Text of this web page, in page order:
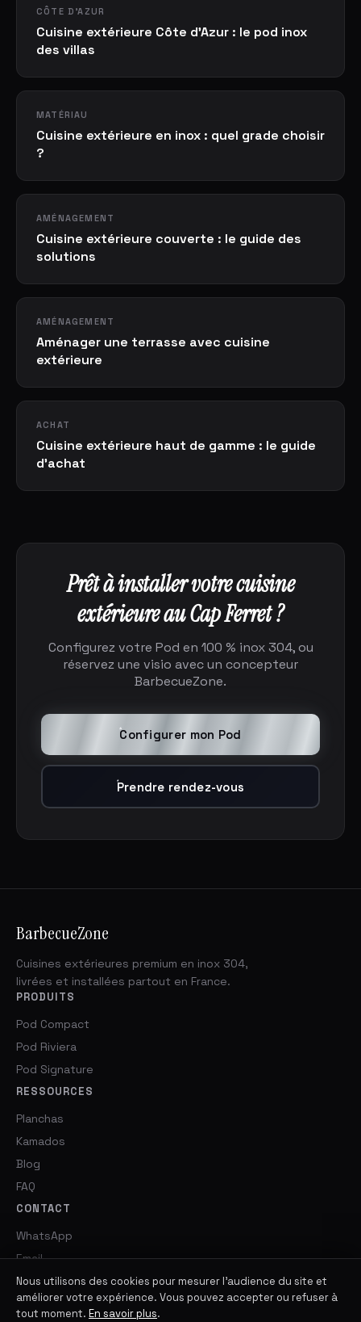
CÔTE D'AZUR
Cuisine extérieure Côte d'Azur : le pod inox
des villas
MATÉRIAU
Cuisine extérieure en inox : quel grade choisir
?
AMÉNAGEMENT
Cuisine extérieure couverte : le guide des
solutions
AMÉNAGEMENT
Aménager une terrasse avec cuisine
extérieure
ACHAT
Cuisine extérieure haut de gamme : le guide
d'achat
Prêt à installer votre cuisine
extérieure au Cap Ferret ?
Configurez votre Pod en 100 % inox 304, ou
réservez une visio avec un concepteur
BarbecueZone.
Configurer mon Pod
Prendre rendez-vous
BarbecueZone
Cuisines extérieures premium en inox 304,
livrées et installées partout en France.
PRODUITS
Pod Compact
Pod Riviera
Pod Signature
RESSOURCES
Planchas
Kamados
Blog
FAQ
CONTACT
WhatsApp
Email
Nous utilisons des cookies pour mesurer l'audience du site et
améliorer votre expérience. Vous pouvez accepter ou refuser à
tout moment. En savoir plus.